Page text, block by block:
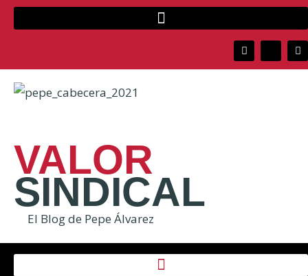
VALOR
SINDICAL
El Blog de Pepe Álvarez